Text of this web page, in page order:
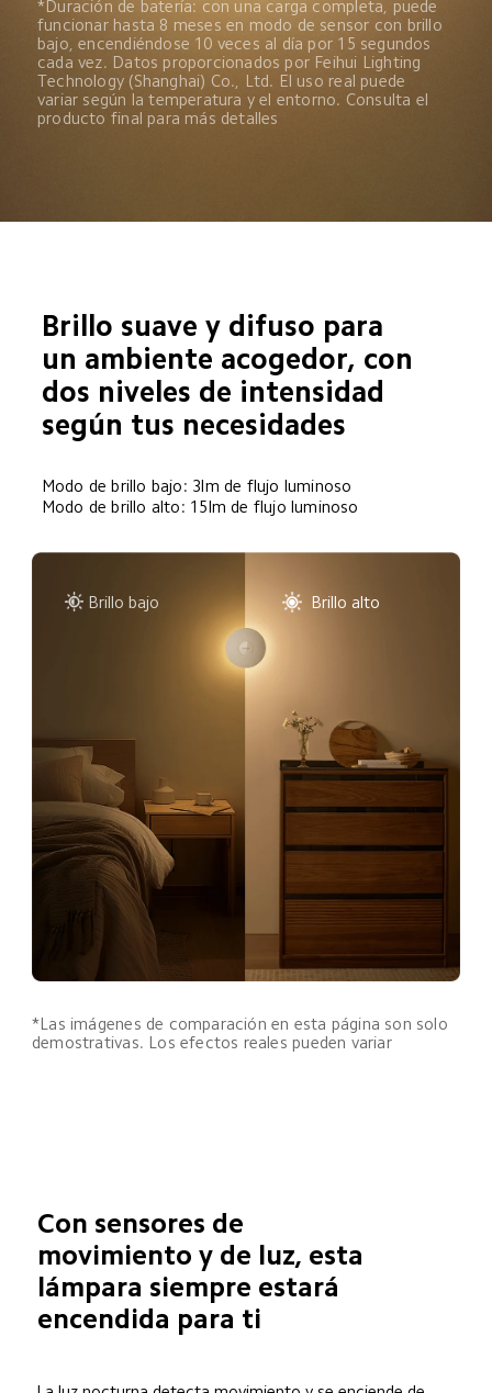
*Duración de batería: con una carga completa, puede
funcionar hasta 8 meses en modo de sensor con brillo
bajo, encendiéndose 10 veces al día por 15 segundos
cada vez. Datos proporcionados por Feihui Lighting
Technology (Shanghai) Co., Ltd. El uso real puede
variar según la temperatura y el entorno. Consulta el
producto final para más detalles
Brillo suave y difuso para
un ambiente acogedor, con
dos niveles de intensidad
según tus necesidades
Modo de brillo bajo: 3lm de flujo luminoso
Modo de brillo alto: 15lm de flujo luminoso
Brillo bajo Brillo alto
*Las imágenes de comparación en esta página son solo
demostrativas. Los efectos reales pueden variar
Con sensores de
movimiento y de luz, esta
lámpara siempre estará
encendida para ti